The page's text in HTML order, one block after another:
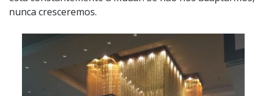
nunca cresceremos.